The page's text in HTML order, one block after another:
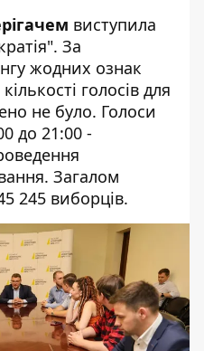
виступила
За
жодних ознак
голосів для
не було. Голоси
до 21:00 -
Загалом
245 виборців.